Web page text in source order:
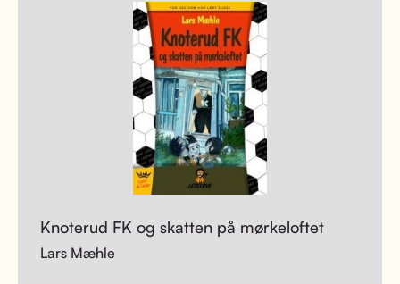
Knoterud FK og skatten på mørkeloftet
Lars Mæhle